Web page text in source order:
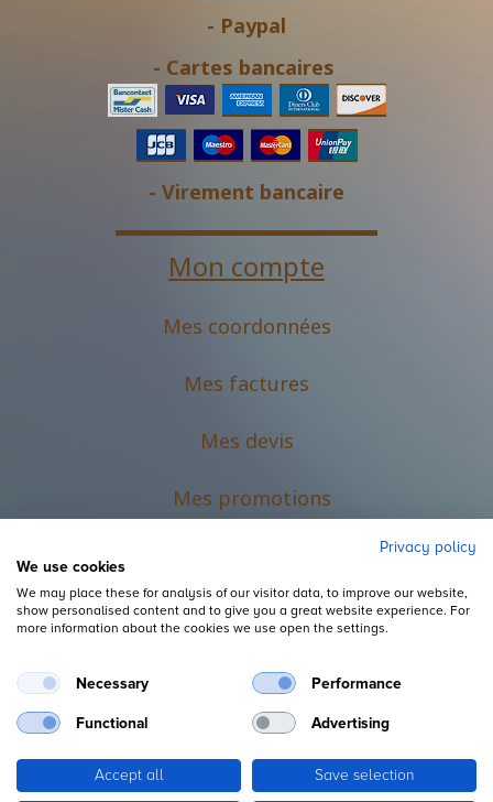
- Paypal
- Cartes bancaires
- Virement bancaire
Mon compte
Mes coordonnées
Mes factures
Mes devis
Mes promotions
Mentions légales
Privacy policy
We use cookies
We may place these for analysis of our visitor data, to improve our website,
show personalised content and to give you a great website experience. For
more information about the cookies we use open the settings.
Necessary Performance
Functional Advertising
Accept all Save selection